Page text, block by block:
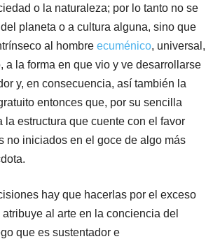
o la naturaleza; por lo tanto no se
planeta o a cultura alguna, sino que
al hombre ecuménico, universal,
a la forma en que vio y ve desarrollarse
y, en consecuencia, así también la
entonces que, por su sencilla
la estructura que cuente con el favor
no iniciados en el goce de algo más
hay que hacerlas por el exceso
al arte en la conciencia del
que es sustentador e